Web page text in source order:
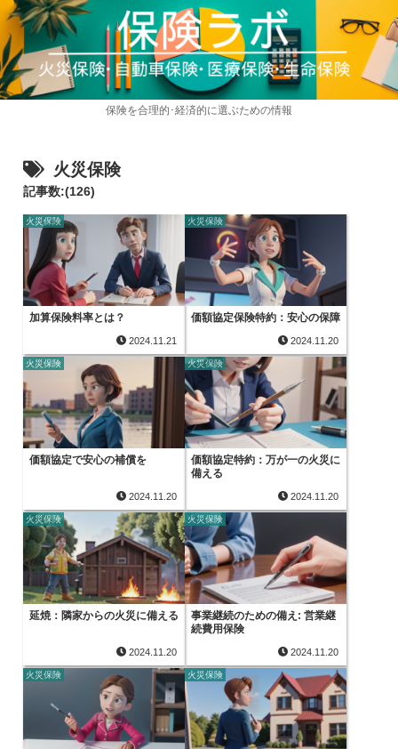
保険を合理的･経済的に選ぶための情報
火災保険
記事数:(126)
火災保険
加算保険料率とは？
2024.11.21
火災保険
価額協定保険特約：安心の保障
2024.11.20
火災保険
価額協定で安心の補償を
2024.11.20
火災保険
価額協定特約：万が一の火災に
備える
2024.11.20
火災保険
延焼：隣家からの火災に備える
2024.11.20
火災保険
事業継続のための備え: 営業継
続費用保険
2024.11.20
火災保険 火災保険